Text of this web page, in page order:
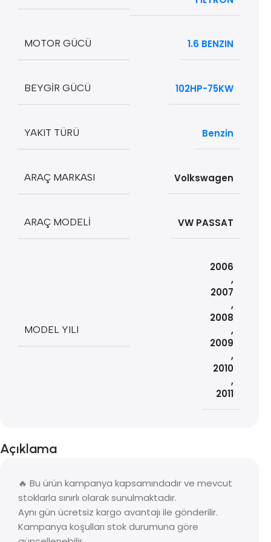
MOTOR GÜCÜ 1.6 BENZIN
BEYGIR GÜCÜ 102HP-75KW
YAKIT TÜRÜ Benzin
ARAÇ MARKASI Volkswagen
ARAÇ MODELI VW PASSAT
MODEL YILI
2006
,
2007
,
2008
,
2009
,
2010
,
2011
Açıklama
🔥 Bu ürün kampanya kapsamındadır ve mevcut
stoklarla sınırlı olarak sunulmaktadır.
Aynı gün ücretsiz kargo avantajı ile gönderilir.
Kampanya koşulları stok durumuna göre